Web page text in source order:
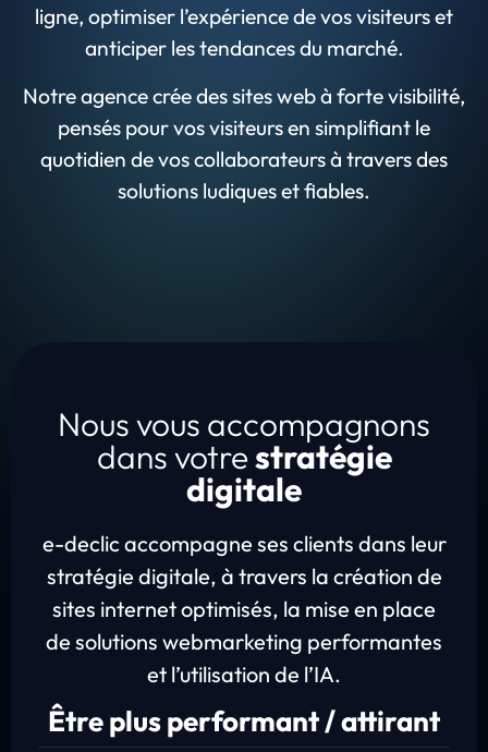
ligne, optimiser l’expérience de vos visiteurs et
anticiper les tendances du marché.
Notre agence crée des sites web à forte visibilité,
pensés pour vos visiteurs en simplifiant le
quotidien de vos collaborateurs à travers des
solutions ludiques et fiables.
Nous vous accompagnons
dans votrestratégie
digitale
e-declic accompagne ses clients dans leur
stratégie digitale, à travers la création de
sites internet optimisés, la mise en place
de solutions webmarketing performantes
et l’utilisation de l’IA.
Être plus performant / attirant